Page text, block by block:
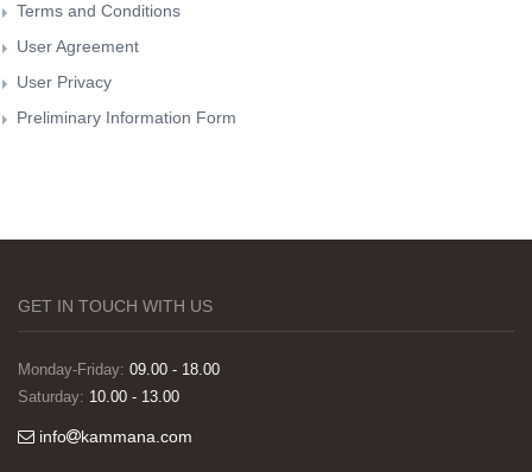
Terms and Conditions
User Agreement
User Privacy
Preliminary Information Form
GET IN TOUCH WITH US
Monday-Friday: 09.00 - 18.00
Saturday: 10.00 - 13.00
info kammana.com